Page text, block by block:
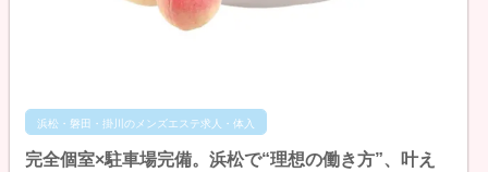
浜松・磐田・掛川のメンズエステ求人・体入
完全個室×駐車場完備。浜松で“理想の働き方”、叶え